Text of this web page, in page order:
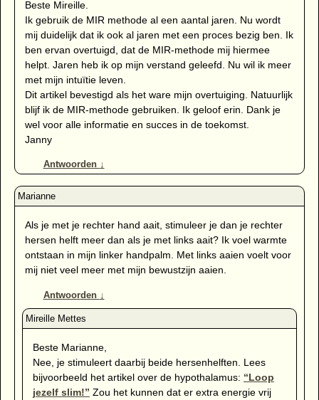
Beste Mireille.
Ik gebruik de MIR methode al een aantal jaren. Nu wordt
mij duidelijk dat ik ook al jaren met een proces bezig ben. Ik
ben ervan overtuigd, dat de MIR-methode mij hiermee
helpt. Jaren heb ik op mijn verstand geleefd. Nu wil ik meer
met mijn intuïtie leven.
Dit artikel bevestigd als het ware mijn overtuiging. Natuurlijk
blijf ik de MIR-methode gebruiken. Ik geloof erin. Dank je
wel voor alle informatie en succes in de toekomst.
Janny
Antwoorden ↓
Als je met je rechter hand aait, stimuleer je dan je rechter
hersen helft meer dan als je met links aait? Ik voel warmte
ontstaan in mijn linker handpalm. Met links aaien voelt voor
mij niet veel meer met mijn bewustzijn aaien.
Antwoorden ↓
Beste Marianne,
Nee, je stimuleert daarbij beide hersenhelften. Lees
bijvoorbeeld het artikel over de hypothalamus: “Loop
jezelf slim!” Zou het kunnen dat er extra energie vrij